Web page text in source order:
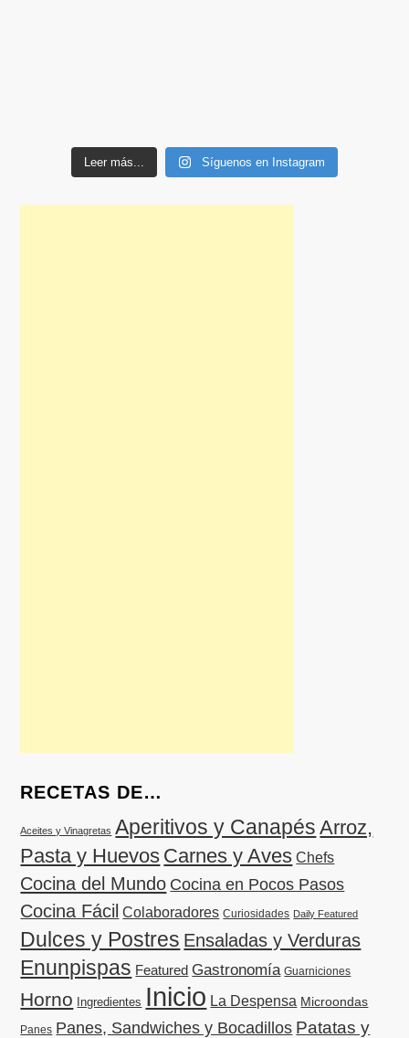
Leer más... Síguenos en Instagram
RECETAS DE…
Aceites y Vinagretas Aperitivos y Canapés Arroz,
Pasta y Huevos Carnes y Aves Chefs
Cocina del Mundo Cocina en Pocos Pasos
Cocina Fácil Colaboradores Curiosidades Daily Featured
Dulces y Postres Ensaladas y Verduras
Enunpispas Featured Gastronomía Guarniciones
Horno Ingredientes Inicio La Despensa Microondas
Panes Panes, Sandwiches y Bocadillos Patatas y